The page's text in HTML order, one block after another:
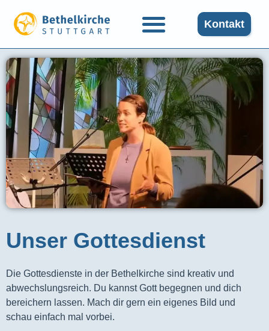
Kontakt
Unser Gottesdienst​
Die Gottesdienste in der Bethelkirche sind kreativ und
abwechslungsreich. Du kannst Gott begegnen und dich
bereichern lassen. Mach dir gern ein eigenes Bild und
schau einfach mal vorbei.